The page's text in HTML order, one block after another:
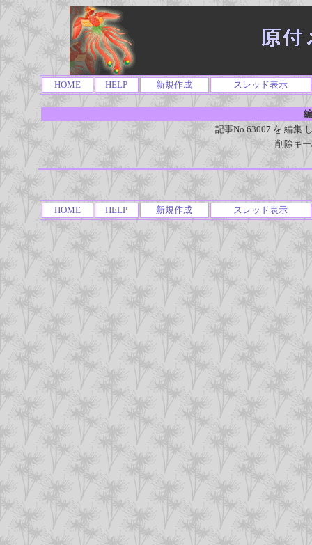
HOME HELP 新規作成 スレッド表示
記事No.63007 を 編集
削除キ
HOME HELP 新規作成 スレッド表示